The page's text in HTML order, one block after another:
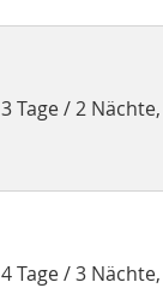
3 Tage / 2
4 Tage / 3